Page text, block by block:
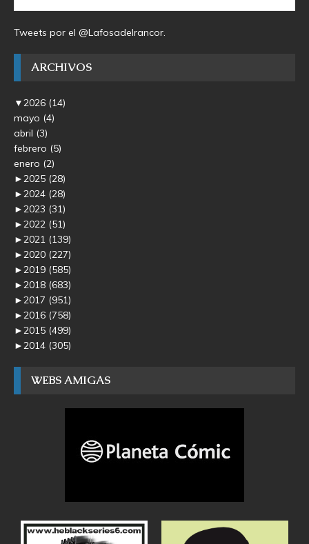
Tweets por el @Lafosadelrancor.
ARCHIVOS
▼2026 (14)
mayo (4)
abril (3)
febrero (5)
enero (2)
►2025 (28)
►2024 (28)
►2023 (31)
►2022 (51)
►2021 (139)
►2020 (227)
►2019 (585)
►2018 (683)
►2017 (951)
►2016 (758)
►2015 (499)
►2014 (305)
WEBS AMIGAS